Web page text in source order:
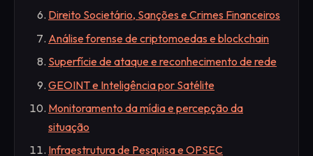
Direito Societário, Sanções e Crimes Financeiros
Análise forense de criptomoedas e blockchain
Superfície de ataque e reconhecimento de rede
GEOINT e Inteligência por Satélite
Monitoramento da mídia e percepção da
situação
Infraestrutura de Pesquisa e OPSEC